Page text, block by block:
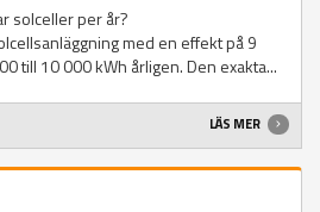
solceller per år?
med en effekt på 9
till 10 000 kWh årligen. Den exakta...
LÄS MER